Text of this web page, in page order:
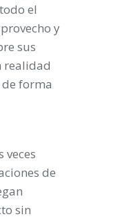
el
y
sus
realidad
forma
veces
de
sin